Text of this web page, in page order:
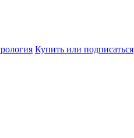
Купить или подписаться